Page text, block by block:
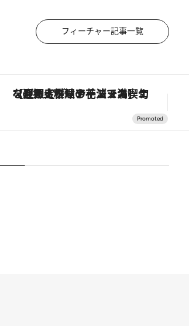
フィーチャー記事一覧
【夏限定ディナーコース】旬を迎える稚鮎や花ズッキーニなどをイタリア・トスカーナの郷土料理の手法で満喫！